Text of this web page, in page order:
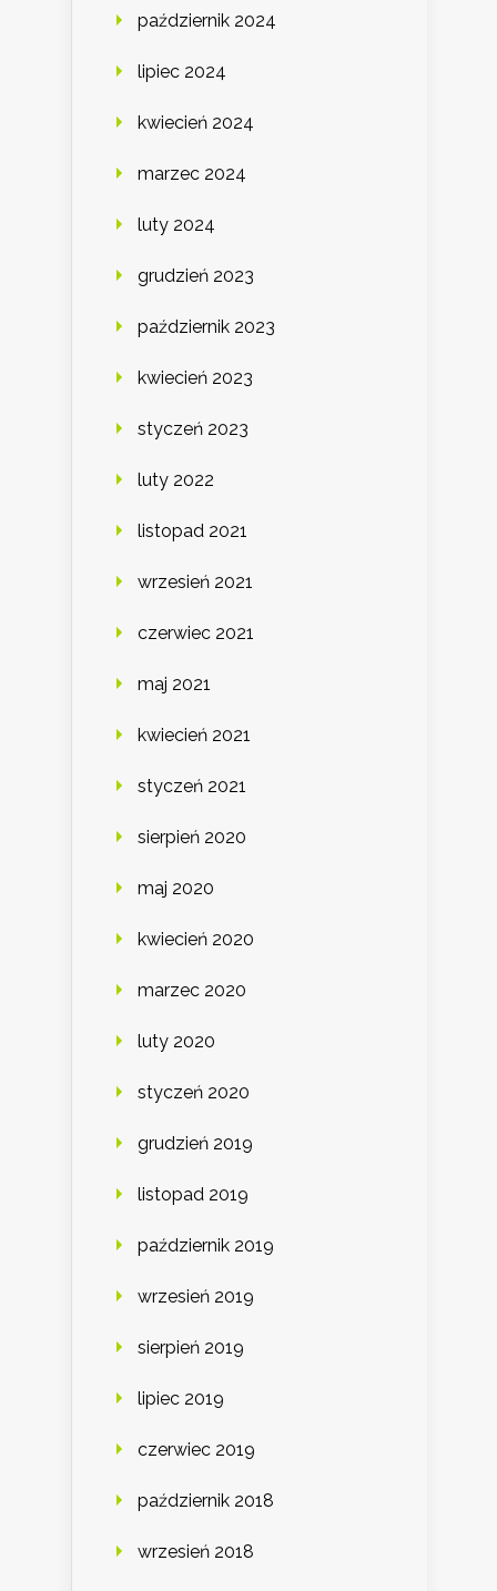
październik 2024
lipiec 2024
kwiecień 2024
marzec 2024
luty 2024
grudzień 2023
październik 2023
kwiecień 2023
styczeń 2023
luty 2022
listopad 2021
wrzesień 2021
czerwiec 2021
maj 2021
kwiecień 2021
styczeń 2021
sierpień 2020
maj 2020
kwiecień 2020
marzec 2020
luty 2020
styczeń 2020
grudzień 2019
listopad 2019
październik 2019
wrzesień 2019
sierpień 2019
lipiec 2019
czerwiec 2019
październik 2018
wrzesień 2018